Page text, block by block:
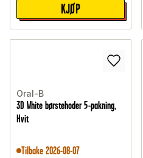
KJØP
Oral-B
3D White børstehoder 5-pakning,
Hvit
Tilbake 2026-08-07